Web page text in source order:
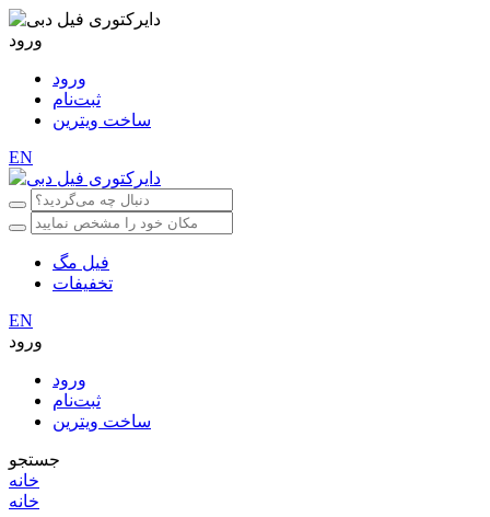
ورود
ورود
ثبت‌نام
ساخت ویترین
EN
فیل مگ
تخفیفات
EN
ورود
ورود
ثبت‌نام
ساخت ویترین
جستجو
خانه
خانه